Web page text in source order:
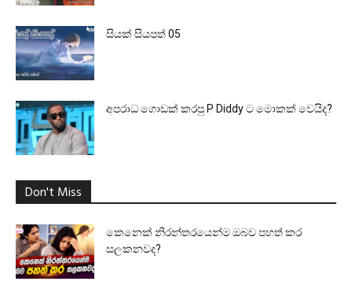
සියක් සියපත් 05
අපරාධ ගොඩක් කරපු P Diddy ට මොකක් වෙයිද?
Don't Miss
කෙනෙක් නිරන්තරයෙන්ම ඔබව පහත් කර
සලකනවද?